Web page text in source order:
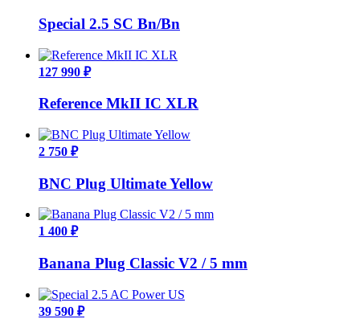
Special 2.5 SС Bn/Bn
127 990 ₽
Reference MkII IC XLR
2 750 ₽
BNC Plug Ultimate Yellow
1 400 ₽
Banana Plug Classic V2 / 5 mm
39 590 ₽